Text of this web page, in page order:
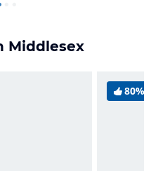
Middlesex
80%